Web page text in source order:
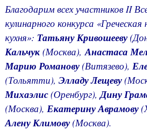
Благодарим всех участников II
кулинарного конкурса «Греческая
кухня»: Татьяну Кривошееву
Кальчук (Москва),Анастаса
Марию Романову(Витязево),
(Тольятти), Элладу Лещеву
Михаэлис (Оренбург),Дину
(Москва), Екатерину Аврамову
Алену Климову(Москва).